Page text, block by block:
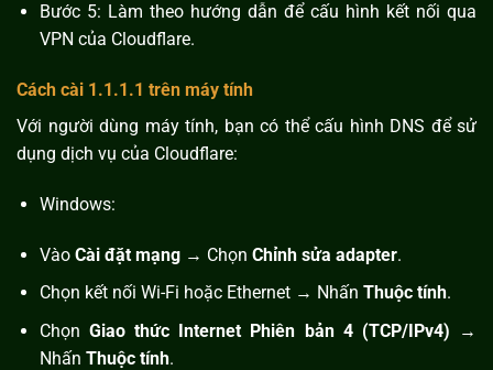
Bước 5: Làm theo hướng dẫn để cấu hình kết nối qua
VPN của Cloudflare.
Cách cài 1.1.1.1 trên máy tính
Với người dùng máy tính, bạn có thể cấu hình DNS để sử
dụng dịch vụ của Cloudflare:
Windows:
Vào Cài đặt mạng→ Chọn Chỉnh sửa adapter.
Chọn kết nối Wi-Fi hoặc Ethernet → Nhấn Thuộc tính.
Chọn Giao thức Internet Phiên bản 4 (TCP/IPv4) →
Nhấn Thuộc tính.